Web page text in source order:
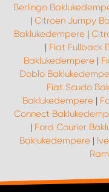
Berlingo
| Citroen Jumpy
Baklukedempere |
| Fiat Fullback
Baklukedempere |
Doblo
Fiat Scudo
Baklukedempere |
Connect
| Ford Courier
Baklukedempere|
WORK SYSTEM OSLO
WORK SYSTEM STAVANGER
WORK SYSTEM TRONDHEIM